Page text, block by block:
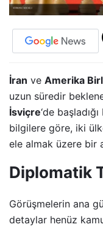
İran ve Amerika
uzun süredir
İsviçre‘de
bilgilere göre, iki
ele almak üzere bir
Diplomatik
Görüşmelerin ana
detaylar henüz